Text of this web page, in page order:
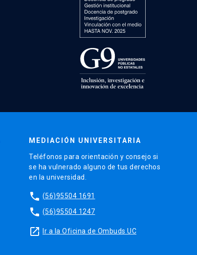
MEDIACIÓN UNIVERSITARIA
Teléfonos para orientación y consejo si
se ha vulnerado alguno de tus derechos
en la universidad.
phone (56)95504 1691
phone (56)95504 1247
launch Ir a la Oficina de Ombuds UC